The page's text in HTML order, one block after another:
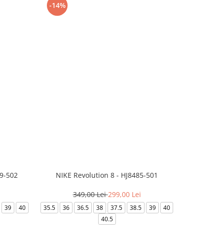
502
39 40
-14%
NIKE Revolution 8 - HJ8485-501
349,00 Lei299,00 Lei
35.5 36 36.5 38 37.5 38.5 39
40
40.5